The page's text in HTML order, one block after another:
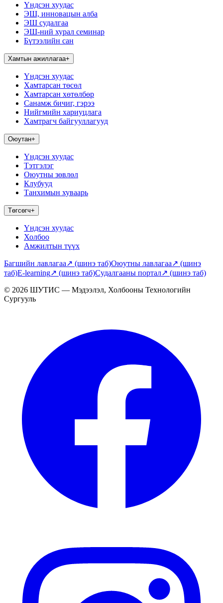
Үндсэн хуудас
ЭШ, инновацын алба
ЭШ судалгаа
ЭШ-ний хурал семинар
Бүтээлийн сан
Хамтын ажиллагаа+
Үндсэн хуудас
Хамтарсан төсөл
Хамтарсан хөтөлбөр
Санамж бичиг, гэрээ
Нийгмийн хариуцлага
Хамтрагч байгууллагууд
Оюутан+
Үндсэн хуудас
Тэтгэлэг
Оюутны зөвлөл
Клубууд
Танхимын хуваарь
Төгсөгч+
Үндсэн хуудас
Холбоо
Амжилтын түүх
Багшийн лавлагаа↗ (шинэ таб)Оюутны лавлагаа↗ (шинэ
таб)E-learning↗ (шинэ таб)Судалгааны портал↗ (шинэ таб)
© 2026 ШУТИС — Мэдээлэл, Холбооны Технологийн
Сургууль